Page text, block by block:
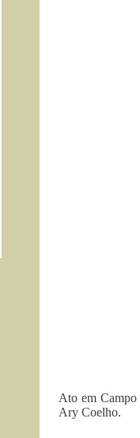
Ato em Campo
Ary Coelho.